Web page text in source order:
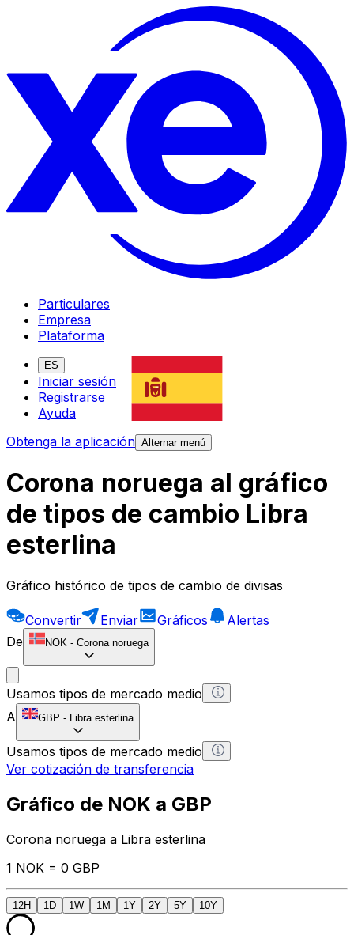
Particulares
Empresa
Plataforma
ES
Iniciar sesión
Registrarse
Ayuda
Obtenga la aplicación Alternar menú
Corona noruega al gráfico
de tipos de cambio Libra
esterlina
Gráfico histórico de tipos de cambio de divisas
Convertir Enviar Gráficos
Alertas
De
NOK - Corona noruega
Usamos tipos de mercado medio
A
GBP - Libra esterlina
Usamos tipos de mercado medio
Ver cotización de transferencia
Gráfico de NOK a GBP
Corona noruega a Libra esterlina
1 NOK = 0 GBP
12H 1D 1W 1M 1Y 2Y 5Y 10Y